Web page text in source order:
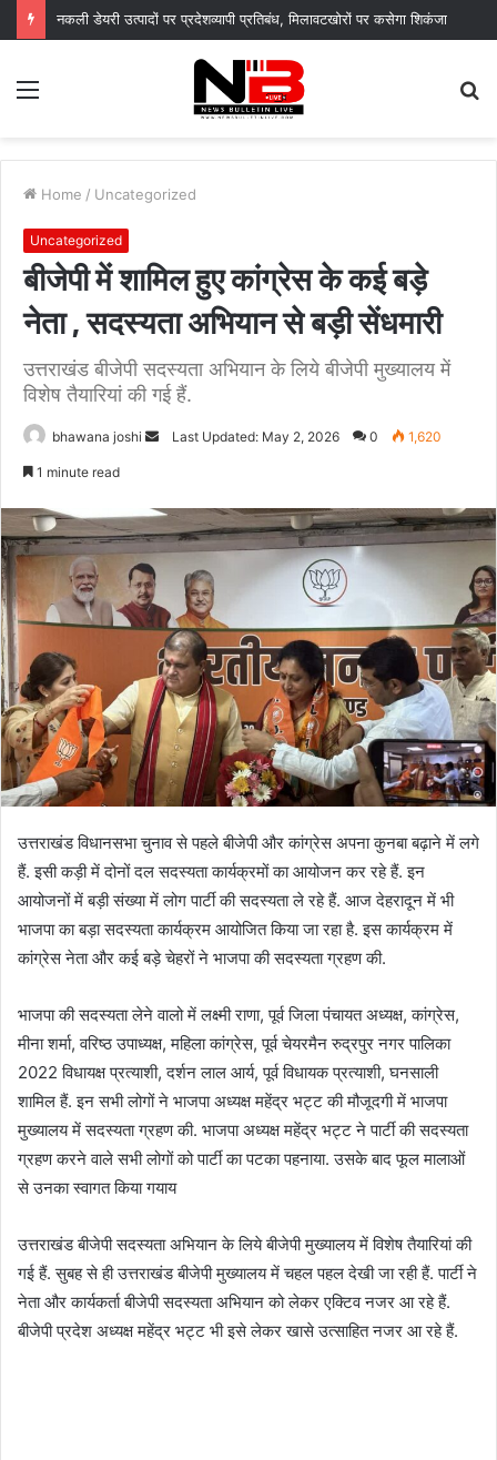
नकली डेयरी उत्पादों पर प्रदेशव्यापी प्रतिबंध, मिलावटखोरों पर कसेगा शिकंजा
Menu
Home / Uncategorized
Uncategorized
बीजेपी में शामिल हुए कांग्रेस के कई बड़े
नेता , सदस्यता अभियान से बड़ी सेंधमारी
उत्तराखंड बीजेपी सदस्यता अभियान के लिये बीजेपी मुख्यालय में
विशेष तैयारियां की गई हैं.
bhawana joshi
SendLast Updated: May 2, 2026 0 1,620
1 minute read
उत्तराखंड विधानसभा चुनाव से पहले बीजेपी और कांग्रेस अपना कुनबा बढ़ाने में लगे
हैं. इसी कड़ी में दोनों दल सदस्यता कार्यक्रमों का आयोजन कर रहे हैं. इन
आयोजनों में बड़ी संख्या में लोग पार्टी की सदस्यता ले रहे हैं. आज देहरादून में भी
भाजपा का बड़ा सदस्यता कार्यक्रम आयोजित किया जा रहा है. इस कार्यक्रम में
कांग्रेस नेता और कई बड़े चेहरों ने भाजपा की सदस्यता ग्रहण की.
भाजपा की सदस्यता लेने वालो में लक्ष्मी राणा, पूर्व जिला पंचायत अध्यक्ष, कांग्रेस,
मीना शर्मा, वरिष्ठ उपाध्यक्ष, महिला कांग्रेस, पूर्व चेयरमैन रुद्रपुर नगर पालिका
2022 विधायक्ष प्रत्याशी, दर्शन लाल आर्य, पूर्व विधायक प्रत्याशी, घनसाली
शामिल हैं. इन सभी लोगों ने भाजपा अध्यक्ष महेंद्र भट्ट की मौजूदगी में भाजपा
मुख्यालय में सदस्यता ग्रहण की. भाजपा अध्यक्ष महेंद्र भट्ट ने पार्टी की सदस्यता
ग्रहण करने वाले सभी लोगों को पार्टी का पटका पहनाया. उसके बाद फूल मालाओं
से उनका स्वागत किया गयाय
उत्तराखंड बीजेपी सदस्यता अभियान के लिये बीजेपी मुख्यालय में विशेष तैयारियां की
गई हैं. सुबह से ही उत्तराखंड बीजेपी मुख्यालय में चहल पहल देखी जा रही हैं. पार्टी ने
नेता और कार्यकर्ता बीजेपी सदस्यता अभियान को लेकर एक्टिव नजर आ रहे हैं.
बीजेपी प्रदेश अध्यक्ष महेंद्र भट्ट भी इसे लेकर खासे उत्साहित नजर आ रहे हैं.